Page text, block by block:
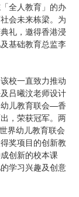
全人教育」的办
会未来栋梁。为
礼，邀得香港浸
基础教育总监李
校一直致力推动
吕曦汶老师设计
儿教育联会—香
，荣获冠军。两
界幼儿教育联会
奖项目的创新教
创新的校本课
学习兴趣及创意